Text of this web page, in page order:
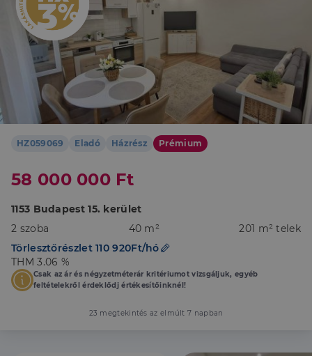
HZ059069 Eladó Házrész Prémium
58 000 000 Ft
1153 Budapest 15. kerület
2 szoba
40 m²
201 m² telek
Törlesztőrészlet 110 920Ft/hó
THM 3.06 %
Csak az ár és négyzetméterár kritériumot vizsgáljuk, egyéb
feltételekről érdeklődj értékesítőinknél!
23 megtekintés az elmúlt 7 napban